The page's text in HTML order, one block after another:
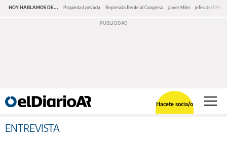
HOY HABLAMOS DE... Propiedad privada Represión frente al Congreso Javier Milei Jefes del PAMI
Hacete socia/o
ENTREVISTA